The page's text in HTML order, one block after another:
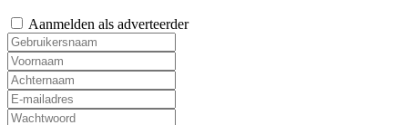
Aanmelden als adverteerder